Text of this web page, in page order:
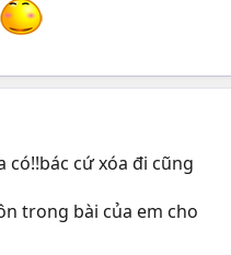
có!!bác cứ xóa đi cũng
trong bài của em cho